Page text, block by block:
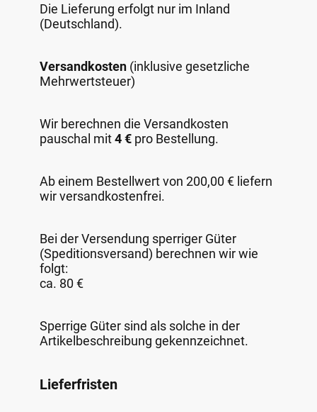
Die Lieferung erfolgt nur im Inland
(Deutschland).
Versandkosten (inklusive gesetzliche
Mehrwertsteuer)
Wir berechnen die Versandkosten
pauschal mit4 € pro Bestellung.
Ab einem Bestellwert von 200,00 € liefern
wir versandkostenfrei.
Bei der Versendung sperriger Güter
(Speditionsversand) berechnen wir wie
folgt:
ca. 80 €
Sperrige Güter sind als solche in der
Artikelbeschreibung gekennzeichnet.
Lieferfristen